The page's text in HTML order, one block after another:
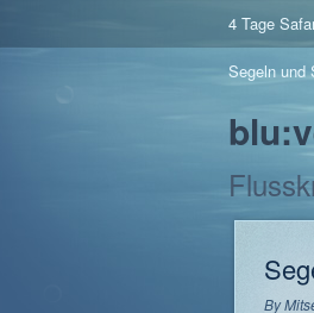
4 Tage
Segeln und
By